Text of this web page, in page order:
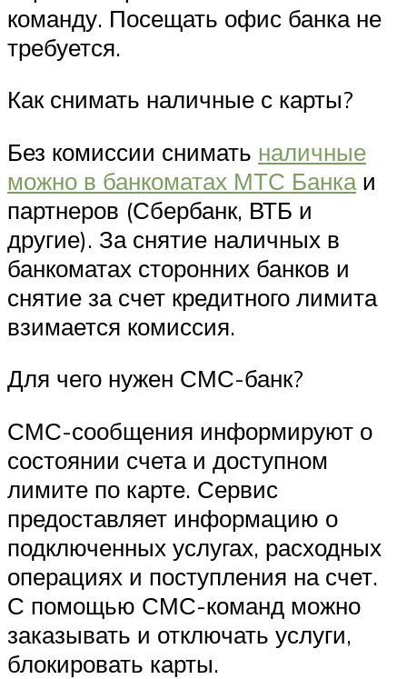
команду. Посещать офис банка не
требуется.
Как снимать наличные с карты?
Без комиссии снимать наличные
можно в банкоматах МТС Банкаи
партнеров (Сбербанк, ВТБ и
другие). За снятие наличных в
банкоматах сторонних банков и
снятие за счет кредитного лимита
взимается комиссия.
Для чего нужен СМС-банк?
СМС-сообщения информируют о
состоянии счета и доступном
лимите по карте. Сервис
предоставляет информацию о
подключенных услугах, расходных
операциях и поступления на счет.
С помощью СМС-команд можно
заказывать и отключать услуги,
блокировать карты.